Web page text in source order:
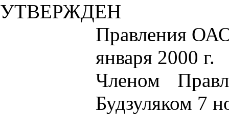
УТВЕРЖДЕН
Правления
января 2000 г.
Членом
Будзуляком 7